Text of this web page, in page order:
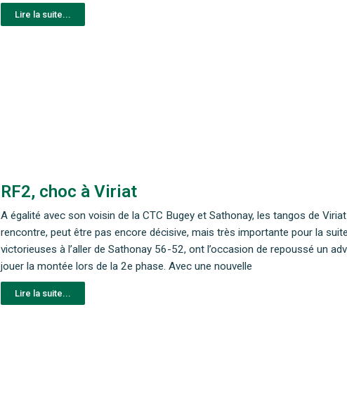
Lire la suite...
RF2, choc à Viriat
A égalité avec son voisin de la CTC Bugey et Sathonay, les tangos de
rencontre, peut être pas encore décisive, mais très importante pour la
victorieuses à l’aller de Sathonay 56-52, ont l’occasion de repoussé un
jouer la montée lors de la 2e phase. Avec une nouvelle
Lire la suite...